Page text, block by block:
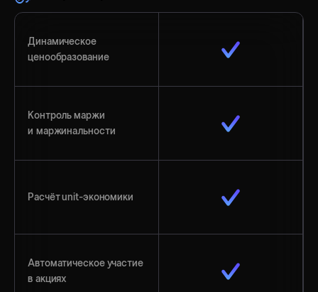
Динамическое
ценообразование
Контроль маржи
и маржинальности
Расчёт unit-экономики
Автоматическое участие
в акциях